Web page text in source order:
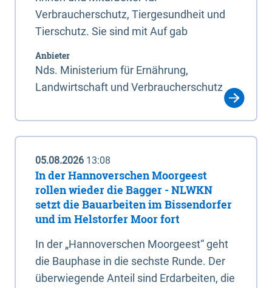
Verbraucherschutz, Tiergesundheit und
Tierschutz. Sie sind mit Auf gab
Anbieter
Nds. Ministerium für Ernährung,
Landwirtschaft und Verbraucherschutz
05.08.2026 13:08
In der Hannoverschen Moorgeest
rollen wieder die Bagger - NLWKN
setzt die Bauarbeiten im Bissendorfer
und im Helstorfer Moor fort
In der „Hannoverschen Moorgeest“ geht
die Bauphase in die sechste Runde. Der
überwiegende Anteil sind Erdarbeiten, die